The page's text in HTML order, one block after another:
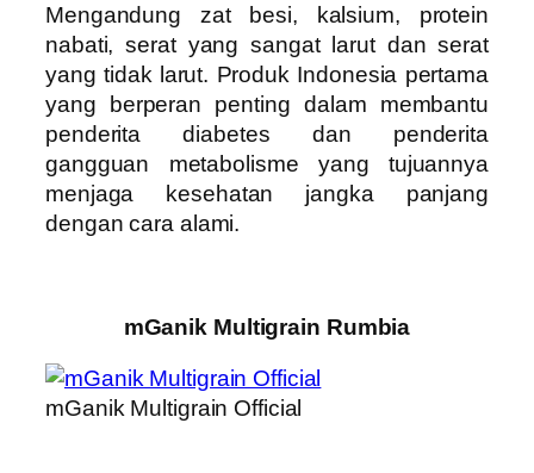
Mengandung zat besi, kalsium, protein
nabati, serat yang sangat larut dan serat
yang tidak larut. Produk Indonesia pertama
yang berperan penting dalam membantu
penderita diabetes dan penderita
gangguan metabolisme yang tujuannya
menjaga kesehatan jangka panjang
dengan cara alami.
mGanik Multigrain Rumbia
mGanik Multigrain Official